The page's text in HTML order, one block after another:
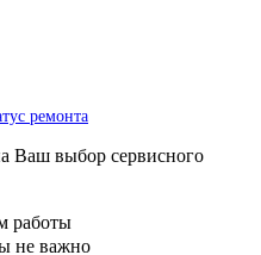
ремонта
Ваш выбор сервисного
работы
не важно